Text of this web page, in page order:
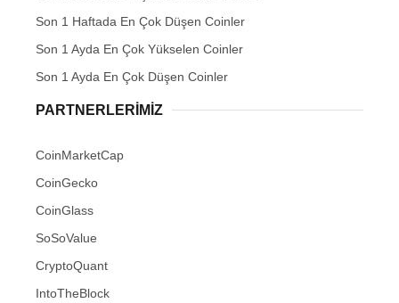
Son 1 Haftada En Çok Düşen Coinler
Son 1 Ayda En Çok Yükselen Coinler
Son 1 Ayda En Çok Düşen Coinler
PARTNERLERIMIZ
CoinMarketCap
CoinGecko
CoinGlass
SoSoValue
CryptoQuant
IntoTheBlock